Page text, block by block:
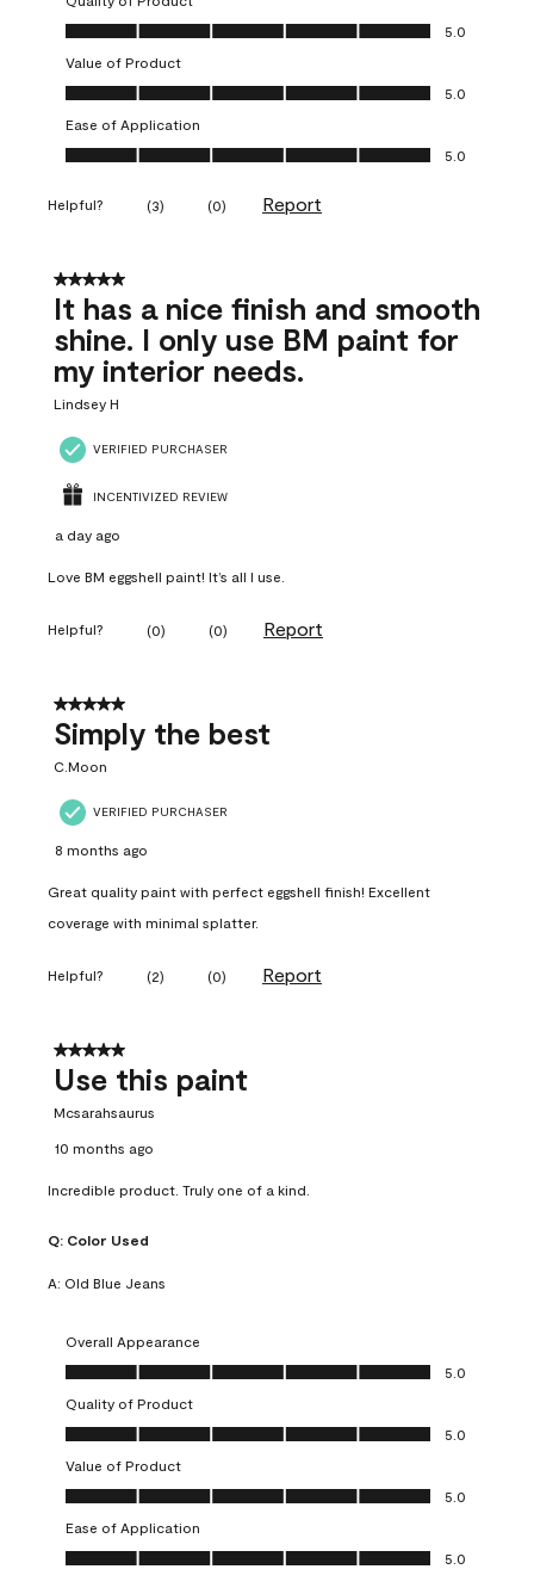
Quality of Product, 5.0 out of 5
5.0
Value of Product
Value of Product, 5.0 out of 5
5.0
Ease of Application
Ease of Application, 5.0 out of 5
5.0
Helpful? (3) (0) Report
5 out of 5 stars.
It has a nice finish and smooth
shine. I only use BM paint for
my interior needs.
Lindsey H
VERIFIED PURCHASER
INCENTIVIZED REVIEW
a day ago
Love BM eggshell paint! It’s all I use.
Helpful? (0) (0) Report
5 out of 5 stars.
Simply the best
C.Moon
VERIFIED PURCHASER
8 months ago
Great quality paint with perfect eggshell finish! Excellent
coverage with minimal splatter.
Helpful? (2) (0) Report
5 out of 5 stars.
Use this paint
Mcsarahsaurus
10 months ago
Incredible product. Truly one of a kind.
Q: Color Used
A: Old Blue Jeans
Overall Appearance
Overall Appearance, 5.0 out of 5
5.0
Quality of Product
Quality of Product, 5.0 out of 5
5.0
Value of Product
Value of Product, 5.0 out of 5
5.0
Ease of Application
Ease of Application, 5.0 out of 5
5.0